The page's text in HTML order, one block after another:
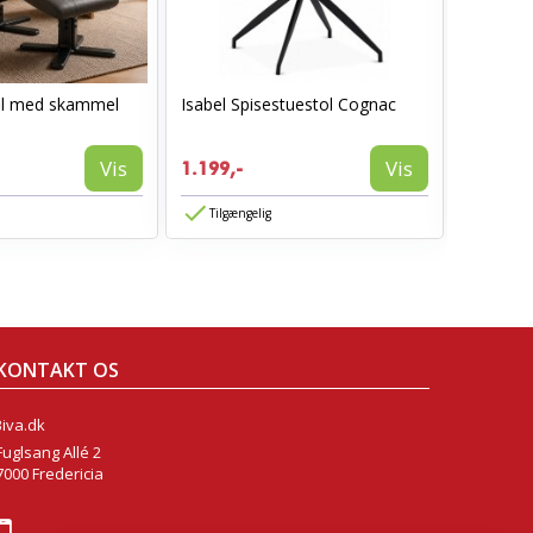
med skammel
Vis
Isabel Spisestuestol Cognac
1.199,- Vis
Tilgængelig
OS
Allé 2
Fredericia